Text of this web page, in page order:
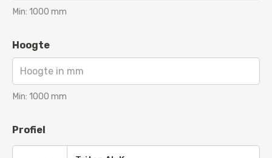
Min: 1000 mm
Hoogte
Min: 1000 mm
Profiel